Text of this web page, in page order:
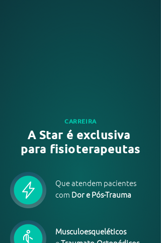
CARREIRA
A Star é exclusiva
para fisioterapeutas
Que atendem pacientes
com Dor e Pós-Trauma
Musculoesqueléticos